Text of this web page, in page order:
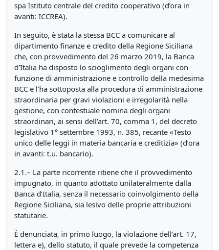
spa Istituto centrale del credito cooperativo (d’ora in
avanti: ICCREA).
In seguito, è stata la stessa BCC a comunicare al
dipartimento finanze e credito della Regione Siciliana
che, con provvedimento del 26 marzo 2019, la Banca
d’Italia ha disposto lo scioglimento degli organi con
funzione di amministrazione e controllo della medesima
BCC e l’ha sottoposta alla procedura di amministrazione
straordinaria per gravi violazioni e irregolarità nella
gestione, con contestuale nomina degli organi
straordinari, ai sensi dell’art. 70, comma 1, del decreto
legislativo 1° settembre 1993, n. 385, recante «Testo
unico delle leggi in materia bancaria e creditizia» (d’ora
in avanti: t.u. bancario).
2.1.– La parte ricorrente ritiene che il provvedimento
impugnato, in quanto adottato unilateralmente dalla
Banca d’Italia, senza il necessario coinvolgimento della
Regione Siciliana, sia lesivo delle proprie attribuzioni
statutarie.
È denunciata, in primo luogo, la violazione dell’art. 17,
lettera e), dello statuto, il quale prevede la competenza